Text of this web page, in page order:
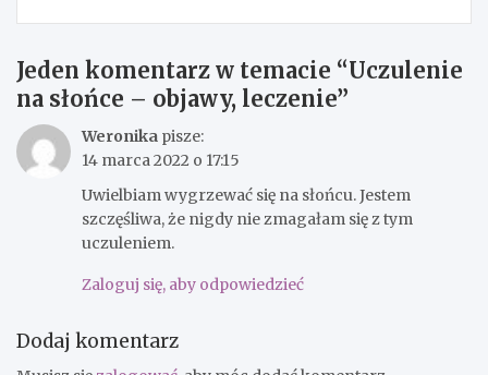
Jeden komentarz w temacie “Uczulenie
na słońce – objawy, leczenie”
Weronika pisze:
14 marca 2022 o 17:15
Uwielbiam wygrzewać się na słońcu. Jestem
szczęśliwa, że nigdy nie zmagałam się z tym
uczuleniem.
Zaloguj się, aby odpowiedzieć
Dodaj komentarz